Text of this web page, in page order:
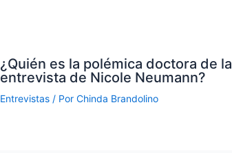
¿Quién es la polémica doctora de la
entrevista de Nicole Neumann?
Entrevistas/ Por Chinda Brandolino